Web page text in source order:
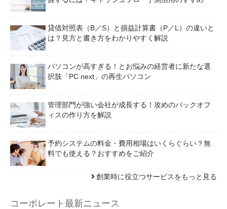
貸借対照表（B／S）と損益計算書（P／L）の違いと
は？見方と書き方をわかりやすく解説
パソコンが高すぎる！とお悩みの経営者に新たな選
択肢「PC next」の再生パソコン
管理部門が強い会社が成長する！攻めのバックオフ
ィスの作り方を解説
予約システムの料金・費用相場はいくらぐらい？無
料でも使える？おすすめをご紹介
創業時に役立つサービスをもっと見る
コーポレート最新ニュース